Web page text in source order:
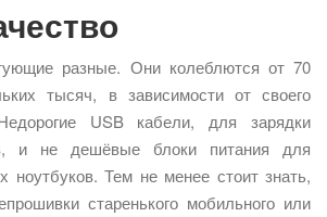
разные. Они колеблются от 70
тысяч, в зависимости от своего
USB кабели, для зарядки
и не дешёвые блоки питания для
ноутбуков. Тем не менее стоит знать,
старенького мобильного или